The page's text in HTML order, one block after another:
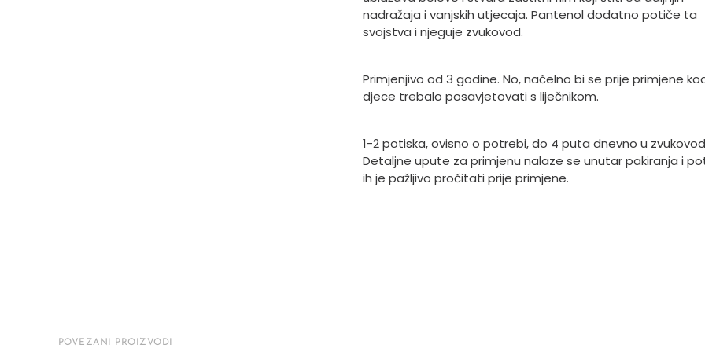
nadražaja i vanjskih utjecaja. Pantenol dodatno potiče ta
svojstva i njeguje zvukovod.
Primjenjivo od 3 godine. No, načelno bi se prije primjene
djece trebalo posavjetovati s liječnikom.
1-2 potiska, ovisno o potrebi, do 4 puta dnevno u
Detaljne upute za primjenu nalaze se unutar pakiranja i
ih je pažljivo pročitati prije primjene.
POVEZANI PROIZVODI